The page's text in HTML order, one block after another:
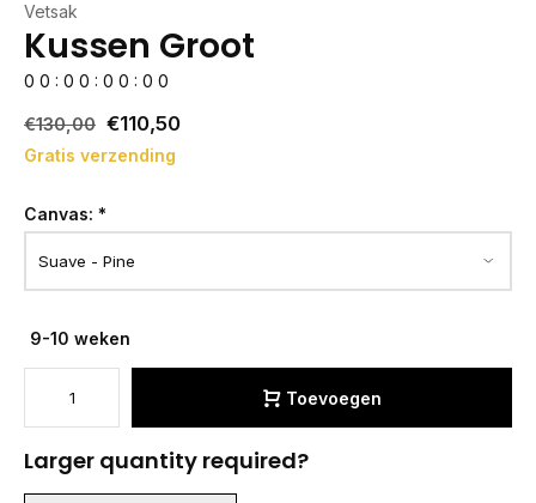
Vetsak
Kussen Groot
0 0 : 0 0 : 0 0 : 0 0
€130,00 €110,50
Gratis verzending
Canvas: *
9-10 weken
Toevoegen
Larger quantity required?